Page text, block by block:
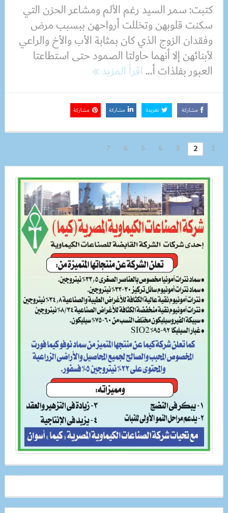
كتبت: سمر السيد رغم الألم ومشاعر الحزن التي
سكنت قلوبهن وتخللت أرواحهن ببسبب مرض
وفقدان الزوج الذي كان بمثابة الأب والأخ والراعي
لأبنائهن إلا أنهما حاولتا الصمود حتى استطاعتا
العبور بفلذات أ...اقرأ المزيد
مشاركة تغريدة مشاركة مشاركة
1
2
3
4
5
6
7